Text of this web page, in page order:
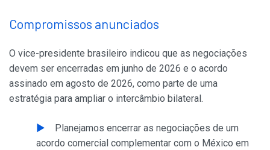
Compromissos anunciados
O vice-presidente brasileiro indicou que as negociações
devem ser encerradas em junho de 2026 e o acordo
assinado em agosto de 2026, como parte de uma
estratégia para ampliar o intercâmbio bilateral.
Planejamos encerrar as negociações de um
acordo comercial complementar com o México em